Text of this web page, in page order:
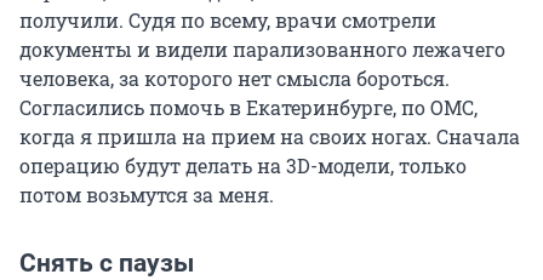
получили. Судя по всему, врачи смотрели
документы и видели парализованного лежачего
человека, за которого нет смысла бороться.
Согласились помочь в Екатеринбурге, по ОМС,
когда я пришла на прием на своих ногах. Сначала
операцию будут делать на 3D-модели, только
потом возьмутся за меня.
Снять с паузы